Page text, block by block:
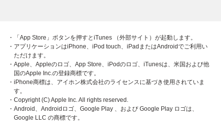
・「App Store」ボタンを押すとiTunes （外部サイト）が起動します。
・アプリケーションはiPhone、iPod touch、iPadまたはAndroidでご利用い
ただけます。
・Apple、Appleのロゴ、App Store、iPodのロゴ、iTunesは、米国および他
国のApple Inc.の登録商標です。
・iPhone商標は、アイホン株式会社のライセンスに基づき使用されていま
す。
・Copyright (C) Apple Inc. All rights reserved.
・Android、Androidロゴ、Google Play 、および Google Play ロゴは、
Google LLC の商標です。